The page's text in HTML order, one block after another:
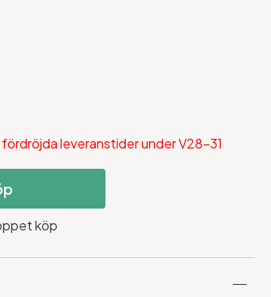
leveranstider under V28-31
köp